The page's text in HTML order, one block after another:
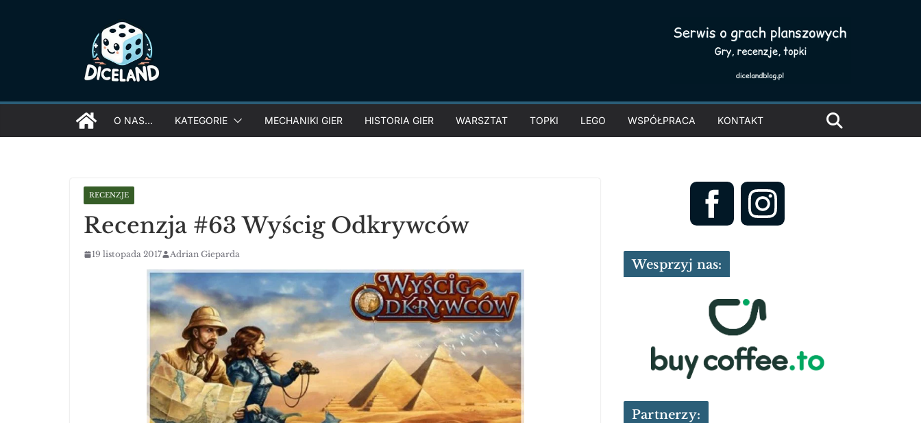
O NAS… KATEGORIE MECHANIKI GIER HISTORIA GIER WARSZTAT TOPKI LEGO WSPÓŁPRACA KONTAKT
RECENZJE
Recenzja #63 Wyścig Odkrywców
19 listopada 2017 Adrian Gieparda
Wesprzyj nas:
Partnerzy: